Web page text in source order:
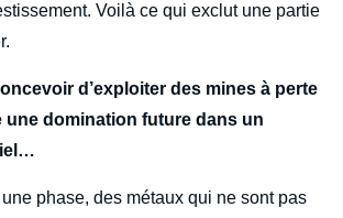
Voilà ce qui exclut une partie
d’exploiter des mines à perte
domination future dans un
une phase, des métaux qui ne sont pas